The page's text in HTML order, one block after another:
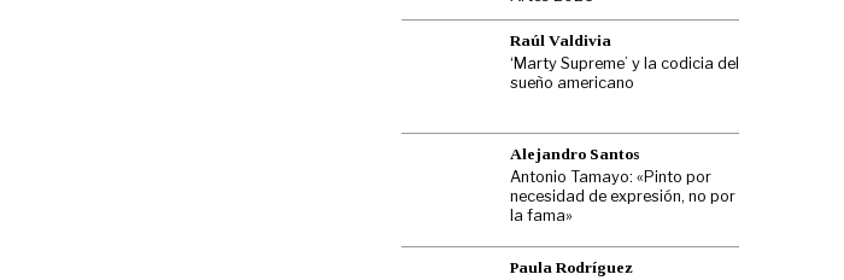
Raúl Valdivia
‘Marty Supreme’ y la codicia del
sueño americano
Alejandro Santos
Antonio Tamayo: «Pinto por
necesidad de expresión, no por
la fama»
Paula Rodríguez